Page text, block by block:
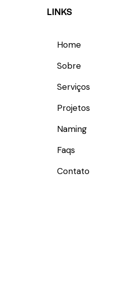
LINKS
Home
Sobre
Serviços
Projetos
Naming
Faqs
Contato